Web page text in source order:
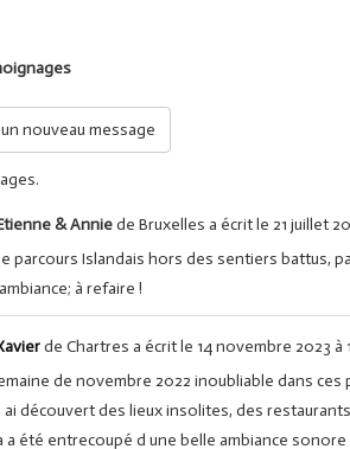
& Anniede Bruxelles a écrit le 21 juillet
parcours Islandais hors des sentiers battus,
à refaire !
de Chartres a écrit le 14 novembre 2023 à
de novembre 2022 inoubliable dans
découvert des lieux insolites, des
a été entrecoupé d une belle ambiance